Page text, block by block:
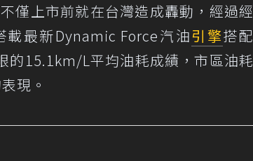
僅上市前就在台灣造成轟動，經過經
最新Dynamic Force汽油引擎搭配
的15.1km/L平均油耗成績，市區油耗
現。